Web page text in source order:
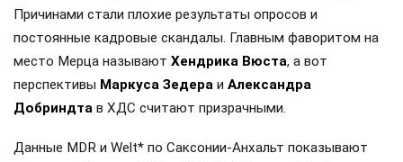
Причинами стали плохие результаты опросов и
постоянные кадровые скандалы. Главным фаворитом на
место Мерца называют Хендрика Вюста, а вот
перспективы Маркуса Зедера и Александра
Добриндта в ХДС считают призрачными.
Данные MDR и Welt* по Саксонии-Анхальт показывают